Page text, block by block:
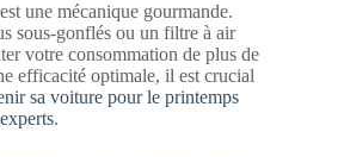
une mécanique gourmande.
sous-gonflés ou un filtre à air
votre consommation de plus de
efficacité optimale, il est crucial
sa voiture pour le printemps
.